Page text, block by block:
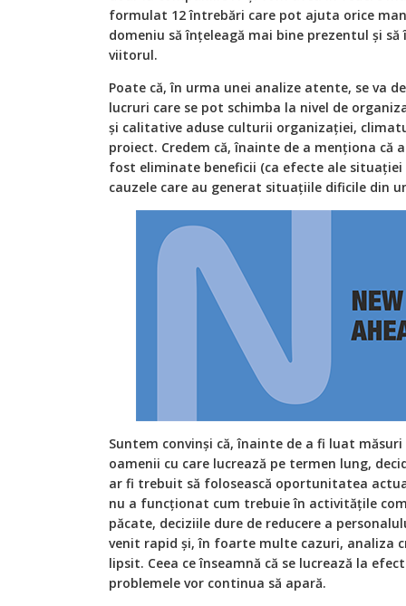
formulat 12 întrebări care pot ajuta orice
domeniu să înțeleagă mai bine prezentul și
viitorul.
Poate că, în urma unei analize atente, se va
lucruri care se pot schimba la nivel de
și calitative aduse culturii organizației,
proiect. Credem că, înainte de a menţiona că
fost eliminate beneficii (ca efecte ale
cauzele care au generat situațiile dificile din
Suntem convinși că, înainte de a fi luat
oamenii cu care lucrează pe termen lung,
ar fi trebuit să folosească oportunitatea
nu a funcționat cum trebuie în activitățile
păcate, deciziile dure de reducere a
venit rapid și, în foarte multe cazuri, analiza
lipsit. Ceea ce înseamnă că se lucrează la
problemele vor continua să apară.